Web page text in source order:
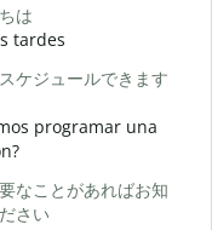
は
tardes
ケジュールできます
programar una
なことがあればお知
さい